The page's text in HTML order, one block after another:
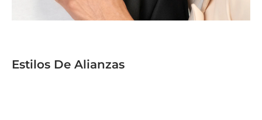
Estilos De Alianzas